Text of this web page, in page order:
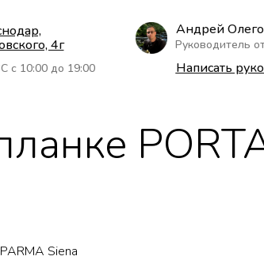
4г
с 10:00 до 19:00
Андрей
Руководитель
Написать
Siena